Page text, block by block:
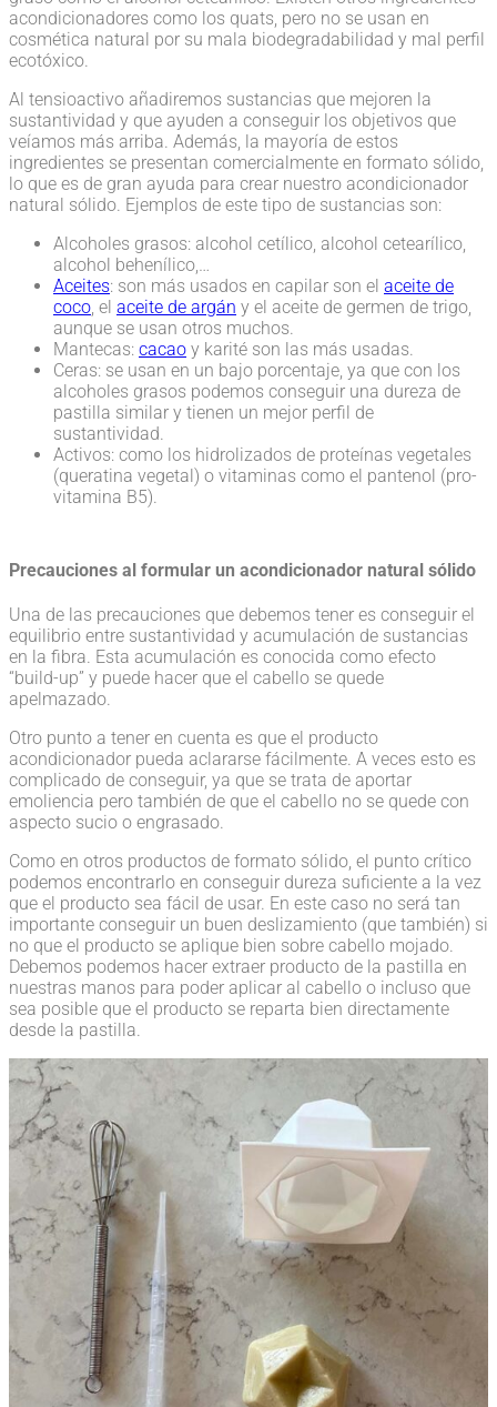
acondicionadores como los quats, pero no se usan en
cosmética natural por su mala biodegradabilidad y mal perfil
ecotóxico.
Al tensioactivo añadiremos sustancias que mejoren la
sustantividad y que ayuden a conseguir los objetivos que
veíamos más arriba. Además, la mayoría de estos
ingredientes se presentan comercialmente en formato sólido,
lo que es de gran ayuda para crear nuestro acondicionador
natural sólido. Ejemplos de este tipo de sustancias son:
Alcoholes grasos: alcohol cetílico, alcohol cetearílico,
alcohol behenílico,…
Aceites: son más usados en capilar son el aceite de
coco, el aceite de argán y el aceite de germen de trigo,
aunque se usan otros muchos.
Mantecas: cacao y karité son las más usadas.
Ceras: se usan en un bajo porcentaje, ya que con los
alcoholes grasos podemos conseguir una dureza de
pastilla similar y tienen un mejor perfil de
sustantividad.
Activos: como los hidrolizados de proteínas vegetales
(queratina vegetal) o vitaminas como el pantenol (pro-
vitamina B5).
Precauciones al formular un acondicionador natural sólido
Una de las precauciones que debemos tener es conseguir el
equilibrio entre sustantividad y acumulación de sustancias
en la fibra. Esta acumulación es conocida como efecto
“build-up” y puede hacer que el cabello se quede
apelmazado.
Otro punto a tener en cuenta es que el producto
acondicionador pueda aclararse fácilmente. A veces esto es
complicado de conseguir, ya que se trata de aportar
emoliencia pero también de que el cabello no se quede con
aspecto sucio o engrasado.
Como en otros productos de formato sólido, el punto crítico
podemos encontrarlo en conseguir dureza suficiente a la vez
que el producto sea fácil de usar. En este caso no será tan
importante conseguir un buen deslizamiento (que también) si
no que el producto se aplique bien sobre cabello mojado.
Debemos podemos hacer extraer producto de la pastilla en
nuestras manos para poder aplicar al cabello o incluso que
sea posible que el producto se reparta bien directamente
desde la pastilla.